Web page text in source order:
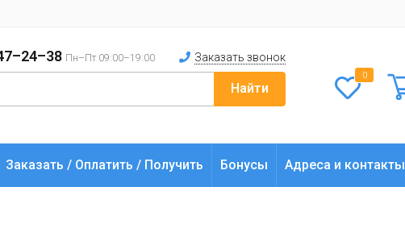
Пн–Пт 09:00–19:00 Заказать звонок
Найти
0
Заказать / Оплатить / Получить Бонусы Адреса и контакты